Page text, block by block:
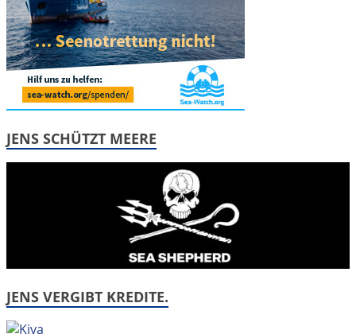
JENS SCHÜTZT MEERE
JENS VERGIBT KREDITE.